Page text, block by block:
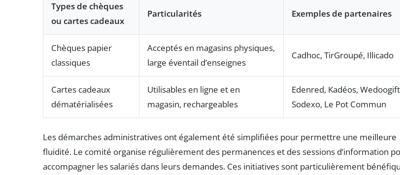
Types de chèques
ou cartes cadeaux
Particularités Exemples de partenaires
Chèques papier
classiques
Acceptés en magasins physiques,
large éventail d’enseignes
Cadhoc, TirGroupé, Illicado
Cartes cadeaux
dématérialisées
Utilisables en ligne et en
magasin, rechargeables
Edenred, Kadéos,
Sodexo, Le Pot Commun
Les démarches administratives ont également été simplifiées pour permettre une meilleure
fluidité. Le comité organise régulièrement des permanences et des sessions d’information
accompagner les salariés dans leurs demandes. Ces initiatives sont particulièrement